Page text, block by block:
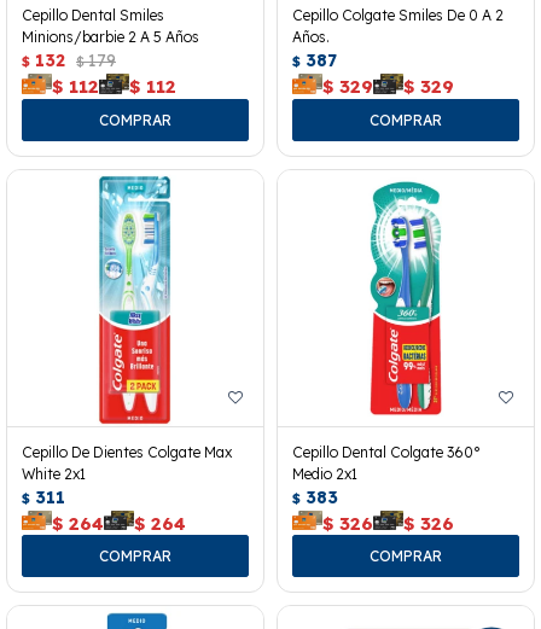
Cepillo Dental Smiles
Minions/barbie 2 A 5 Años
$ 132 $ 179
$ 112 $ 112
Cepillo Colgate Smiles De 0 A 2
Años.
$ 387
$ 329 $ 329
Cepillo De Dientes Colgate Max
White 2x1
$ 311
$ 264 $ 264
Cepillo Dental Colgate 360°
Medio 2x1
$ 383
$ 326 $ 326